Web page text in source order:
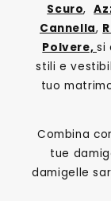
Scuro,
Cannella,
Polvere, si
stili e
tuo
Combina
tue
damigelle